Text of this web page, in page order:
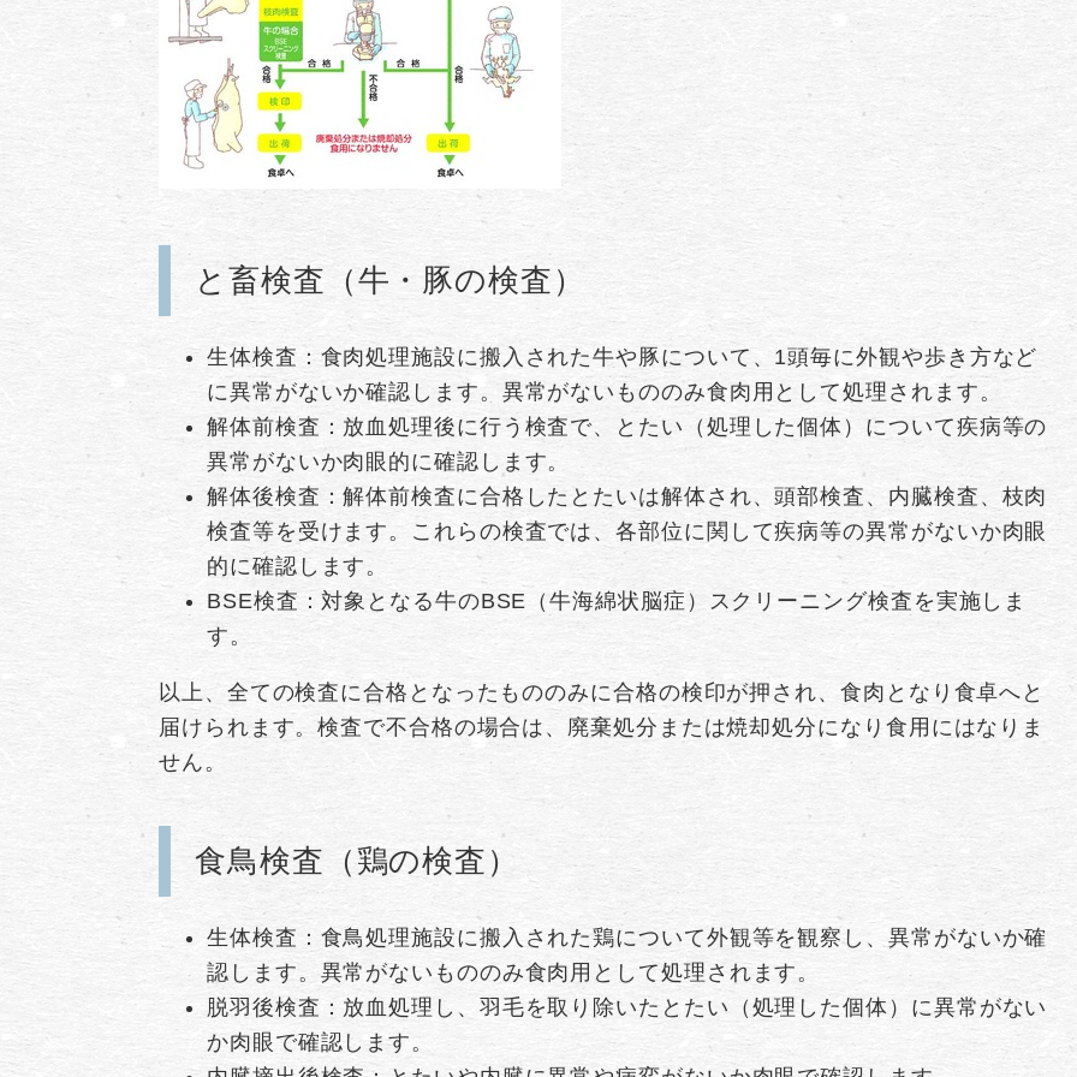
と畜検査（牛・豚の検査）
生体検査：食肉処理施設に搬入された牛や豚について、1頭毎に外観や歩き方など
に異常がないか確認します。異常がないもののみ食肉用として処理されます。
解体前検査：放血処理後に行う検査で、とたい（処理した個体）について疾病等の
異常がないか肉眼的に確認します。
解体後検査：解体前検査に合格したとたいは解体され、頭部検査、内臓検査、枝肉
検査等を受けます。これらの検査では、各部位に関して疾病等の異常がないか肉眼
的に確認します。
BSE検査：対象となる牛のBSE（牛海綿状脳症）スクリーニング検査を実施しま
す。
以上、全ての検査に合格となったもののみに合格の検印が押され、食肉となり食卓へと
届けられます。検査で不合格の場合は、廃棄処分または焼却処分になり食用にはなりま
せん。
食鳥検査（鶏の検査）
生体検査：食鳥処理施設に搬入された鶏について外観等を観察し、異常がないか確
認します。異常がないもののみ食肉用として処理されます。
脱羽後検査：放血処理し、羽毛を取り除いたとたい（処理した個体）に異常がない
か肉眼で確認します。